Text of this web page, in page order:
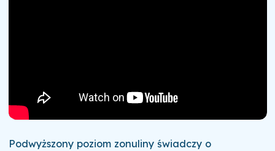
Podwyższony poziom zonuliny świadczy o